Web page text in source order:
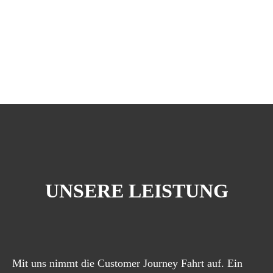
UNSERE LEISTUNG
Mit uns nimmt die Customer Journey Fahrt auf. Ein